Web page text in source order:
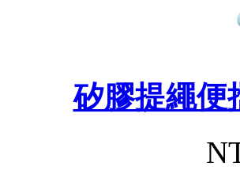
矽膠提繩便